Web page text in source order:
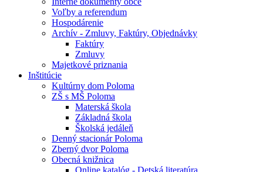
Voľby a referendum
Hospodárenie
Archív - Zmluvy, Faktúry, Objednávky
Faktúry
Zmluvy
Majetkové priznania
Inštitúcie
Kultúrny dom Poloma
ZŠ s MŠ Poloma
Materská škola
Základná škola
Školská jedáleň
Denný stacionár Poloma
Zberný dvor Poloma
Obecná knižnica
Online katalóg - Detská literatúra